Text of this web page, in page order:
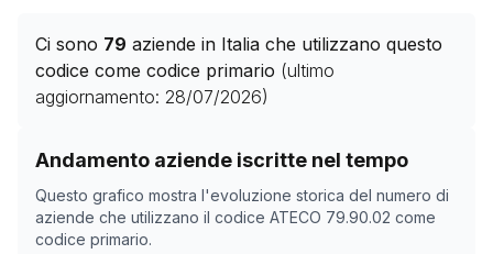
Ci sono 79 aziende in Italia che utilizzano questo
codice come codice primario (ultimo
aggiornamento: 28/07/2026)
Andamento aziende iscritte nel tempo
Questo grafico mostra l'evoluzione storica del numero di
aziende che utilizzano il codice ATECO 79.90.02 come
codice primario.
Storico numero di aziende con codice ATECO
Data rilevazione
18/04/2025
0
17/11/2025